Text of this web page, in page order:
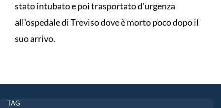
stato intubato e poi trasportato d'urgenza
all'ospedale di Treviso dove è morto poco dopo il
suo arrivo.
TAG